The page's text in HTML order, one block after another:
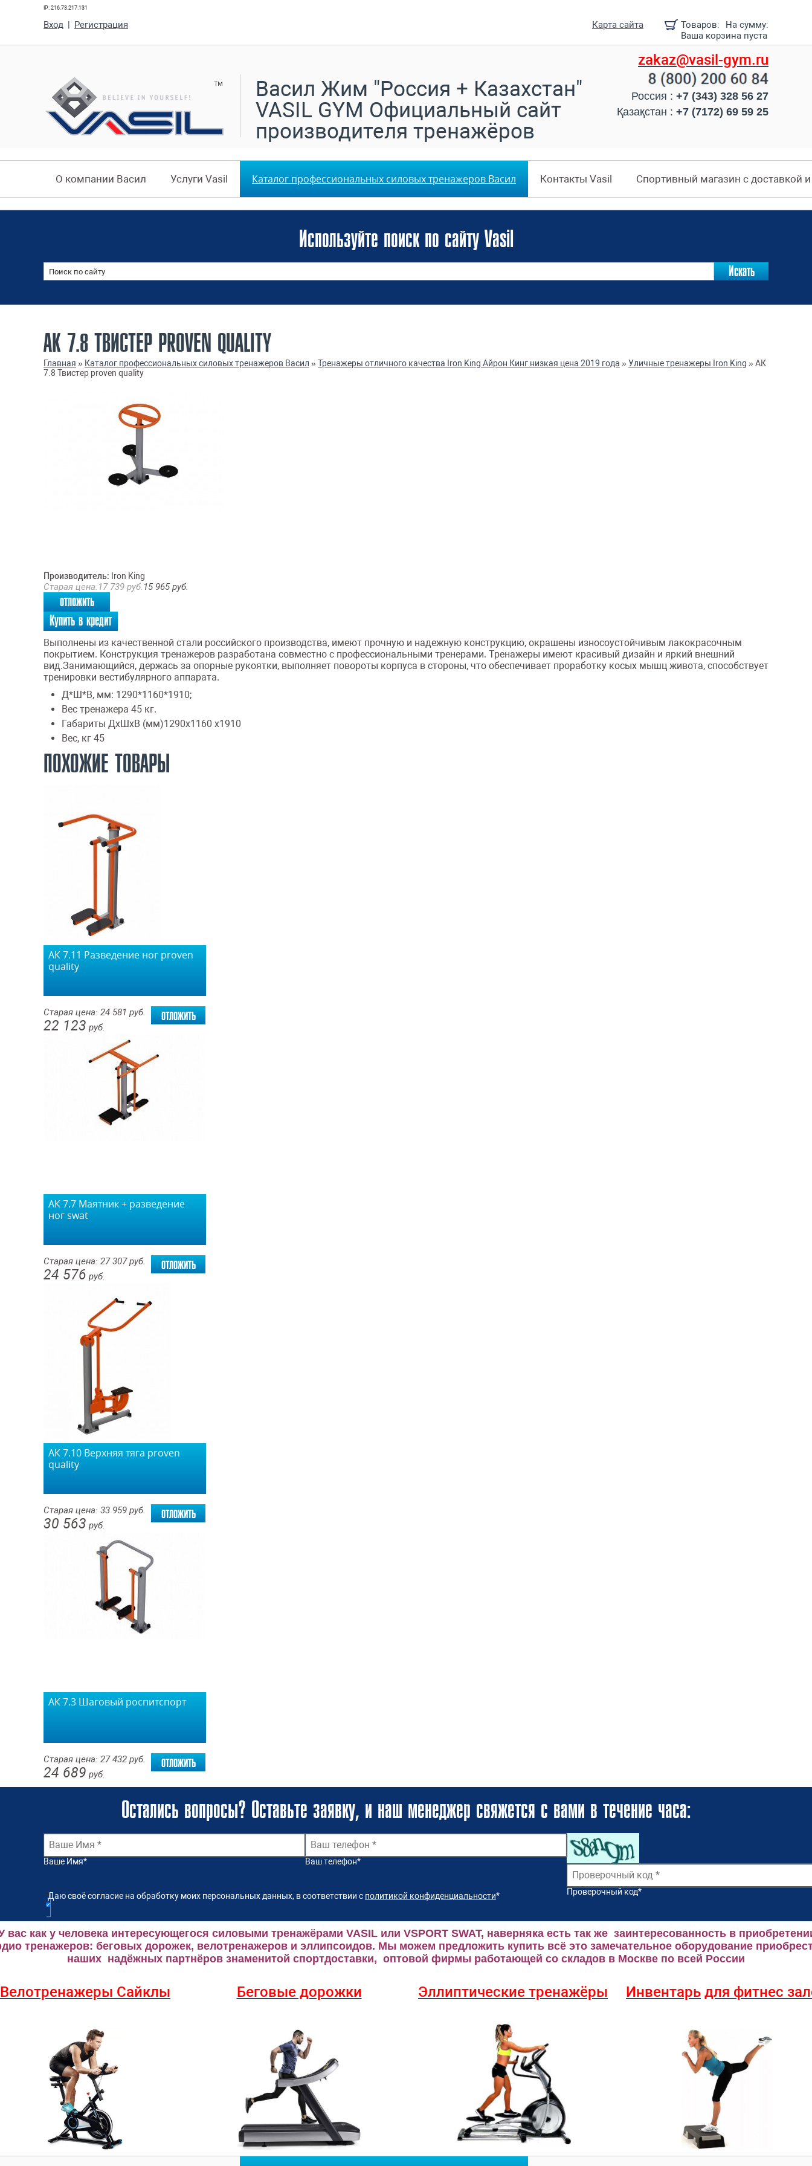
IP: 216.73.217.131
Товаров:
На сумму:
Ваша корзина пуста
Карта сайта
Вход | Регистрация
zakaz@vasil-gym.ru
Россия : +7 (343) 328 56 27
Қазақстан : +7 (7172) 69 59 25
Васил Жим "Россия + Казахстан"
VASIL GYM Официальный сайт
производителя тренажёров
О компании Васил Услуги Vasil Каталог профессиональных силовых тренажеров Васил Контакты Vasil Спортивный магазин с доставкой
Используйте поиск по сайту Vasil
АК 7.8 ТВИСТЕР PROVEN QUALITY
Главная » Каталог профессиональных силовых тренажеров Васил »Тренажеры отличного качества Iron King Айрон Кинг низкая цена 2019 года »Уличные тренажеры Iron King »АК
7.8 Твистер proven quality
Производитель: Iron King
Старая цена:17 739 руб. 15 965 руб.
отложить
Купить в кредит
Выполнены из качественной стали российского производства, имеют прочную и надежную конструкцию, окрашены износоустойчивым лакокрасочным
покрытием. Конструкция тренажеров разработана совместно с профессиональными тренерами. Тренажеры имеют красивый дизайн и яркий внешний
вид.Занимающийся, держась за опорные рукоятки, выполняет повороты корпуса в стороны, что обеспечивает проработку косых мышц живота, способствует
тренировки вестибулярного аппарата.
Д*Ш*В, мм: 1290*1160*1910;
Вес тренажера 45 кг.
Габариты ДхШхВ (мм)1290x1160 x1910
Вес, кг 45
ПОХОЖИЕ ТОВАРЫ
АК 7.11 Разведение ног proven
quality
Старая цена: 24 581 руб.
22 123 руб.
отложить
АК 7.7 Маятник + разведение
ног swat
Старая цена: 27 307 руб.
24 576 руб.
отложить
АК 7.10 Верхняя тяга proven
quality
Старая цена: 33 959 руб.
30 563 руб.
отложить
АК 7.3 Шаговый роспитспорт
Старая цена: 27 432 руб.
24 689 руб.
отложить
Остались вопросы? Оставьте заявку, и наш менеджер свяжется с вами в течение часа:
Ваше Имя* Ваш телефон*
Даю своё согласие на обработку моих персональных данных, в соответствии с политикой конфиденциальности* Проверочный код*
вас как у человека интересующегося силовыми тренажёрами VASIL или VSPORT SWAT, наверняка есть так же заинтересованность в
тренажеров: беговых дорожек, велотренажеров и эллипсоидов. Мы можем предложить купить всё это замечательное оборудование
наших надёжных партнёров знаменитой спортдоставки, оптовой фирмы работающей со складов в Москве по всей России
Велотренажеры Сайклы Беговые дорожки Эллиптические тренажёры Инвентарь для фитнес